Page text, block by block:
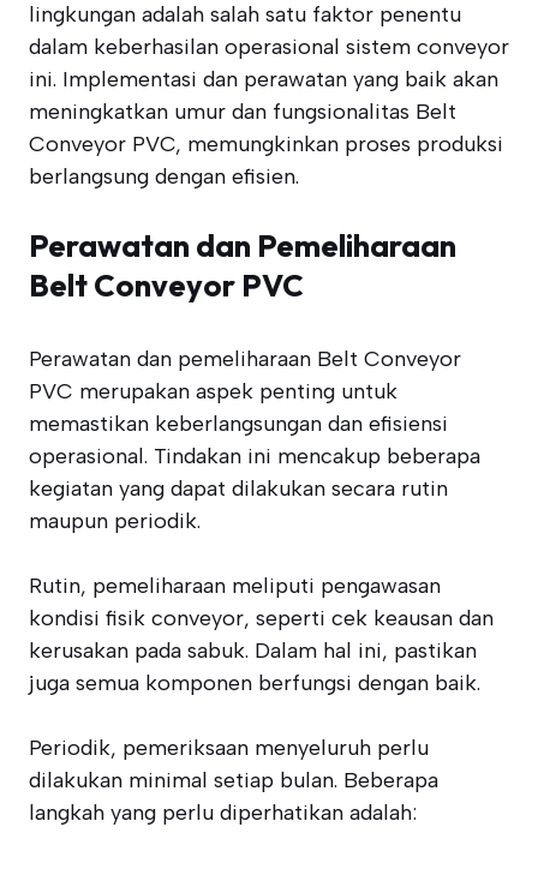
lingkungan adalah salah satu faktor penentu
dalam keberhasilan operasional sistem conveyor
ini. Implementasi dan perawatan yang baik akan
meningkatkan umur dan fungsionalitas Belt
Conveyor PVC, memungkinkan proses produksi
berlangsung dengan efisien.
Perawatan dan Pemeliharaan
Belt Conveyor PVC
Perawatan dan pemeliharaan Belt Conveyor
PVC merupakan aspek penting untuk
memastikan keberlangsungan dan efisiensi
operasional. Tindakan ini mencakup beberapa
kegiatan yang dapat dilakukan secara rutin
maupun periodik.
Rutin, pemeliharaan meliputi pengawasan
kondisi fisik conveyor, seperti cek keausan dan
kerusakan pada sabuk. Dalam hal ini, pastikan
juga semua komponen berfungsi dengan baik.
Periodik, pemeriksaan menyeluruh perlu
dilakukan minimal setiap bulan. Beberapa
langkah yang perlu diperhatikan adalah: